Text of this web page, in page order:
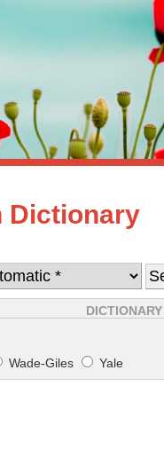
Dictionary
Wade-Giles
Yale